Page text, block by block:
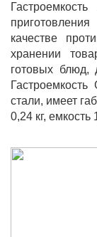
качестве
хранении
готовых блюд,
стали, имеет
0,24 кг,